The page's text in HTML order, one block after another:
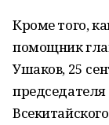
Кроме того,
помощник
Ушаков, 25